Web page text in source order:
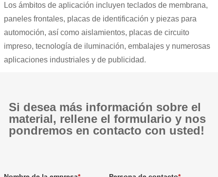
Los ámbitos de aplicación incluyen teclados de membrana,
paneles frontales, placas de identificación y piezas para
automoción, así como aislamientos, placas de circuito
impreso, tecnología de iluminación, embalajes y numerosas
aplicaciones industriales y de publicidad.
Si desea más información sobre el
material, rellene el formulario y nos
pondremos en contacto con usted!